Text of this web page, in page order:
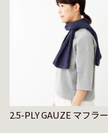
2.5-PLY GAUZE マフラー